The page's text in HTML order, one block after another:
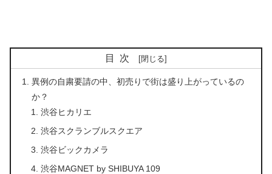
目次
異例の自粛要請の中、初売りで街は盛り上がっているの
か？
渋谷ヒカリエ
渋谷スクランブルスクエア
渋谷ビックカメラ
渋谷MAGNET by SHIBUYA 109